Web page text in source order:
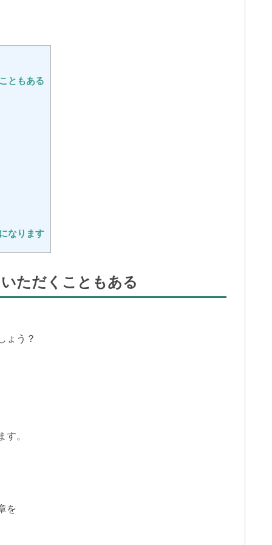
ともある
なります
ただくこともある
ょう？
す。
を